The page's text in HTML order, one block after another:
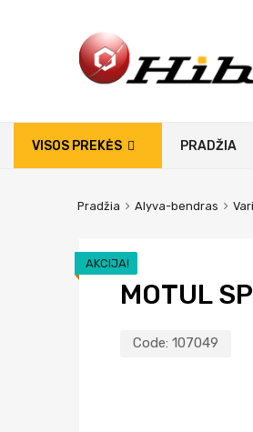
VISOS PREKĖS PRADŽIA
Pradžia Alyva-bendras
MOTUL
Code: 107049
AKCIJA!